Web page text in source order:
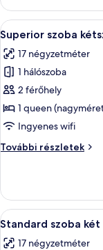
további
részletei
A
következő
szoba
összes
képének
megtekintése:
Superior
kétszemélyes
4
Superior szoba
17 négyzetméter
1 hálószoba
2 férőhely
1 queen
Ingyenes wifi
További részletek
Superior
további
részletei
A
következő
4
Standard szoba
17 négyzetméter